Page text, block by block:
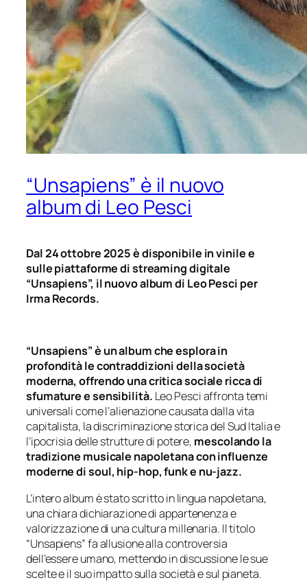
“Unsapiens” è il nuovo
album di Leo Pesci
Dal 24 ottobre 2025 è disponibile in vinile e
sulle piattaforme di streaming digitale
“Unsapiens”, il nuovo album di Leo Pesci per
Irma Records.
“Unsapiens” è un album che esplora in
profondità le contraddizioni della società
moderna, offrendo una critica sociale ricca di
sfumature e sensibilità. Leo Pesci affronta temi
universali come l’alienazione causata dalla vita
capitalista, la discriminazione storica del Sud Italia e
l’ipocrisia delle strutture di potere, mescolando la
tradizione musicale napoletana con influenze
moderne di soul, hip-hop, funk e nu-jazz.
L’intero album è stato scritto in lingua napoletana,
una chiara dichiarazione di appartenenza e
valorizzazione di una cultura millenaria. Il titolo
“Unsapiens” fa allusione alla controversia
dell’essere umano, mettendo in discussione le sue
scelte e il suo impatto sulla società e sul pianeta.